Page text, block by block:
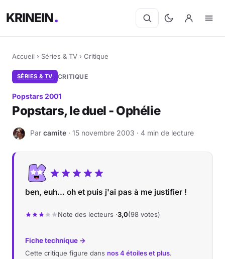
KRINEIN
Accueil › Séries & TV › Critique
SÉRIES & TV CRITIQUE
Popstars 2001
Popstars, le duel - Ophélie
C Par camite · 15 novembre 2003 · 4 min de lecture
ben, euh... oh et puis j'ai pas à me justifier !
Note des lecteurs ·3,0(98 votes)
Fiche technique →
Cette critique figure dans nos 4 étoiles et plus.